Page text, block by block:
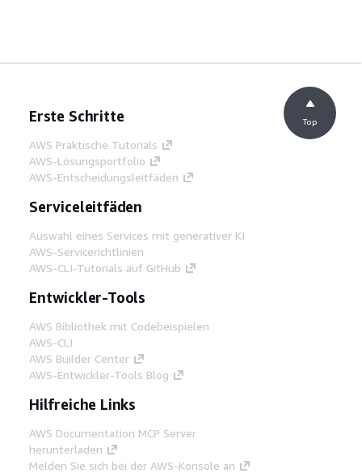
Erste Schritte
AWS Praktische Tutorials
AWS-Lösungsportfolio
AWS-Entscheidungsleitfäden
Serviceleitfäden
Auswahl eines Services mit generativer KI
AWS-Servicerichtlinien
AWS-CLI-Tutorials auf GitHub
Entwickler-Tools
AWS Bibliothek mit Codebeispielen
AWS-CLI
AWS Builder Center
AWS-Entwickler-Tools Blog
Hilfreiche Links
AWS Documentation MCP Server
herunterladen
Melden Sie sich bei der AWS-Konsole an
Top